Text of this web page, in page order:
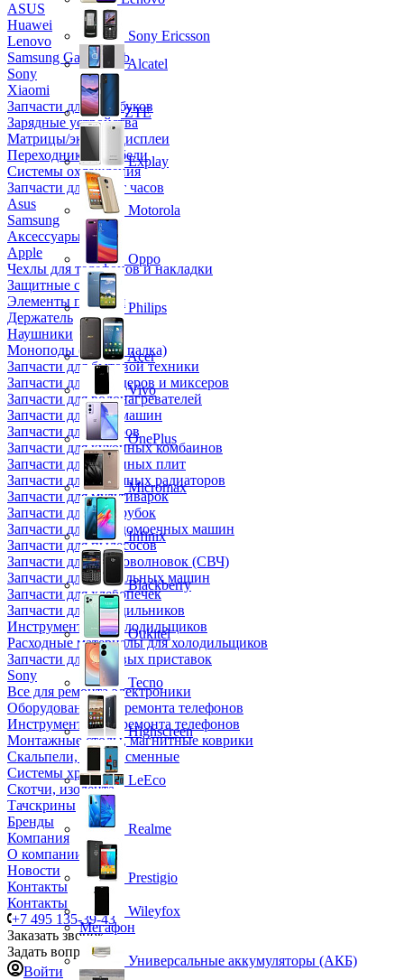
ASUS
Huawei
Lenovo
Samsung Galaxy Tab
Sony
Xiaomi
Запчасти для ноутбуков
Зарядные устройства
Матрицы/экраны/дисплеи
Переходники и кабели
Системы охлаждения
Запчасти для смарт часов
Asus
Samsung
Аксессуары
Apple
Чехлы для телефонов и накладки
Защитные стекла
Элементы питания
Держатель
Наушники
Моноподы (Селфи палка)
Запчасти для бытовой техники
Запчасти для блендеров и миксеров
Запчасти для водонагревателей
Запчасти для кофемашин
Запчасти для кулеров
Запчасти для кухонных комбаинов
Запчасти для кухонных плит
Запчасти для масляных радиаторов
Запчасти для мультиварок
Запчасти для мясорубок
Запчасти для посудомоечных машин
Запчасти для пылесосов
Запчасти для микроволновок (СВЧ)
Запчасти для стиральных машин
Запчасти для хлебопечек
Запчасти для холодильников
Инструмент для холодильщиков
Расходные материалы для холодильщиков
Запчасти для игровых приставок
Sony
Все для ремонта электроники
Оборудование для ремонта телефонов
Инструменты для ремонта телефонов
Монтажные столы, магнитные коврики
Скальпели, лезвия сменные
Системы хранения
Скотчи, изолента
Тачскрины
Бренды
Компания
О компании
Новости
Контакты
Контакты
+7 495 135-39-43
Заказать звонок
Задать вопрос
Войти
Sony Ericsson
Alcatel
ZTE
Explay
Motorola
Oppo
Philips
Acer
Vivo
OnePlus
Micromax
Infinix
Blackberry
Oukitel
Tecno
Highscreen
LeEco
Realme
Prestigio
Wileyfox
Мегафон
Универсальные аккумуляторы (АКБ)